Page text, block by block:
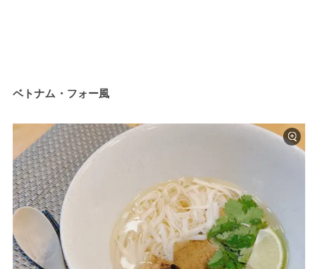
ベトナム・フォー風